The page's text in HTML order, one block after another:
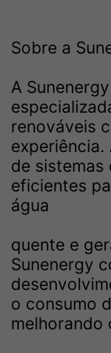
Sobre a
A
renováveis
experiência.
de sistemas
eficientes
água
quente e
Sunenergy
o consumo
melhorando